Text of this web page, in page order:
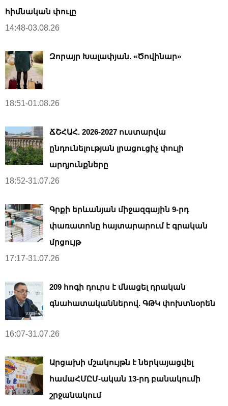
հիմնական փուլը
14:48-03.08.26
Զորայր Խալափյան. «Ծովինար»
18:51-01.08.26
ՃՇՀԱՀ. 2026-2027 ուստարվա
ընդունելության լրացուցիչ փուլի
արդյունքները
18:52-31.07.26
Գրքի երևանյան միջազգային 9-րդ
փառատոնը հայտարարում է գրական
մրցույթ
17:17-31.07.26
209 հոգի դուրս է մնացել դրական
գնահատականներով. ԳԹԿ փոխտնօրեն
16:07-31.07.26
Արցախի մշակույթն է ներկայացվել
համաՀՄԸՄ-ական 13-րդ բանակումի
շրջանակում